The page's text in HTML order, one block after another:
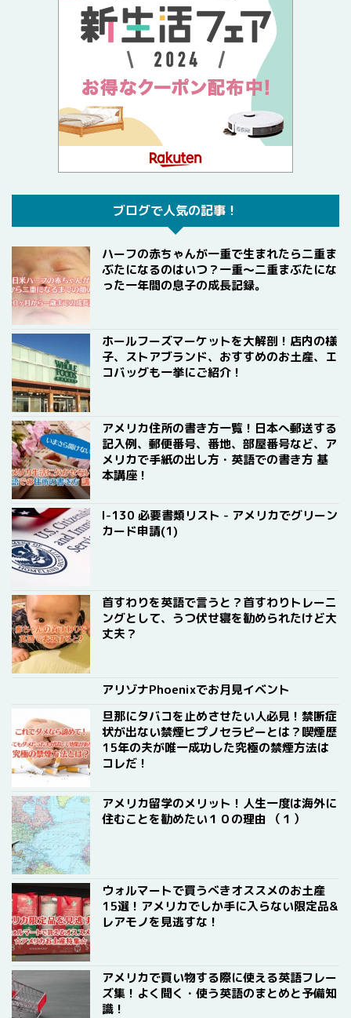
ブログで人気の記事！
ハーフの赤ちゃんが一重で生まれたら二重ま
ぶたになるのはいつ？一重〜二重まぶたにな
った一年間の息子の成長記録。
ホールフーズマーケットを大解剖！店内の様
子、ストアブランド、おすすめのお土産、エ
コバッグも一挙にご紹介！
アメリカ住所の書き方一覧！日本へ郵送する
記入例、郵便番号、番地、部屋番号など、ア
メリカで手紙の出し方・英語での書き方 基
本講座！
I-130 必要書類リスト - アメリカでグリーン
カード申請(1)
首すわりを英語で言うと？首すわりトレーニ
ングとして、うつ伏せ寝を勧められたけど大
丈夫？
アリゾナPhoenixでお月見イベント
旦那にタバコを止めさせたい人必見！禁断症
状が出ない禁煙ヒプノセラピーとは？喫煙歴
15年の夫が唯一成功した究極の禁煙方法は
コレだ！
アメリカ留学のメリット！人生一度は海外に
住むことを勧めたい１０の理由 （１）
ウォルマートで買うべきオススメのお土産
15選！アメリカでしか手に入らない限定品&
レアモノを見逃すな！
アメリカで買い物する際に使える英語フレー
ズ集！よく聞く・使う英語のまとめと予備知
識！